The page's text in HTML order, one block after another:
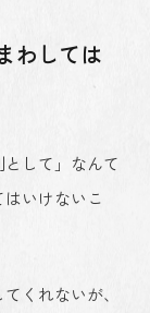
わしては
して」なんて
いけないこ
くれないが、